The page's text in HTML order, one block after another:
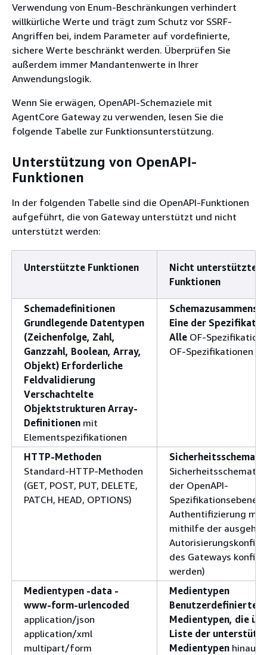
Verwendung von Enum-Beschränkungen verhindert
willkürliche Werte und trägt zum Schutz vor SSRF-
Angriffen bei, indem Parameter auf vordefinierte,
sichere Werte beschränkt werden. Überprüfen Sie
außerdem immer Mandantenwerte in Ihrer
Anwendungslogik.
Wenn Sie erwägen, OpenAPI-Schemaziele mit
AgentCore Gateway zu verwenden, lesen Sie die
folgende Tabelle zur Funktionsunterstützung.
Unterstützung von OpenAPI-
Funktionen
In der folgenden Tabelle sind die OpenAPI-Funktionen
aufgeführt, die von Gateway unterstützt und nicht
unterstützt werden:
Unterstützte Funktionen
Nicht unterstützte
Funktionen
Schemadefinitionen
Grundlegende Datentypen
(Zeichenfolge, Zahl,
Ganzzahl, Boolean, Array,
Objekt) Erforderliche
Feldvalidierung
Verschachtelte
Objektstrukturen Array-
Definitionen mit
Elementspezifikationen
Eine der
Alle OF-
OF-Spezifikationen
HTTP-Methoden
Standard-HTTP-Methoden
(GET, POST, PUT, DELETE,
PATCH, HEAD, OPTIONS)
Sicherheitsschemata
Sicherheitsschemata
der OpenAPI-
Spezifikationsebene
Authentifizierung
mithilfe der
des Gateways
werden)
Medientypen -data -
www-form-urlencoded
application/json
application/xml
multipart/form
Medientypen
Benutzerdefinierte
Medientypen, die
Liste der
Medientypen